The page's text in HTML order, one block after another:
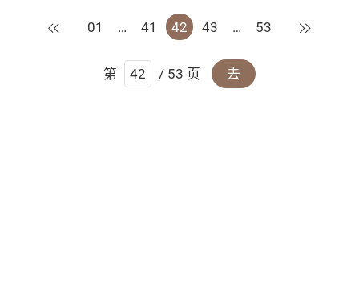
上一页
01 … 41 42 43 … 53 下一页
第 / 53 页 去